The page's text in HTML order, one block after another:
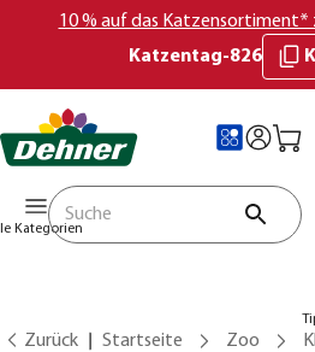
10 % auf das
Katzentag-826
Kategorien
Zurück Startseite Zoo